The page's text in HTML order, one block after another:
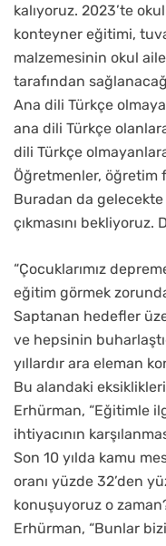
kalıyoruz. 2023’te
konteyner eğitimi,
malzemesinin okul
tarafından
Ana dili Türkçe
ana dili Türkçe
dili Türkçe
Öğretmenler, öğretim
Buradan da
çıkmasını
“Çocuklarımız
eğitim görmek
Saptanan hedefler
ve hepsinin
yıllardır ara eleman
Bu alandaki
Erhürman, “Eğitimle
ihtiyacının
Son 10 yılda kamu
oranı yüzde 32’den
konuşuyoruz o
Erhürman, “Bunlar